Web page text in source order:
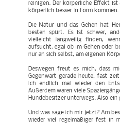
reinigen. Der körperliche Effekt
körperlich besser in Form kommen.
Die Natur und das Gehen hat
besten spürt. Es ist schwer,
vielleicht langweilig finden,
aufsucht, egal ob im Gehen oder
nur an sich selbst, am eigenen
Deswegen freut es mich, dass
Gegenwart gerade heute, fast
ich endlich mal wieder den
Außerdem waren viele
Hundebesitzer unterwegs. Also ein
Und was sage ich mir jetzt? Am
wieder viel regelmäßiger fest in